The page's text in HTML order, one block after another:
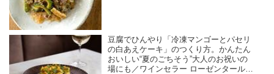
豆腐でひんやり「冷凍マンゴーとパセリ
の白あえケーキ」のつくり方。かんたん
おいしい“夏のごちそう”大人のお祝いの
場にも／ワインセラー ローゼンタール・